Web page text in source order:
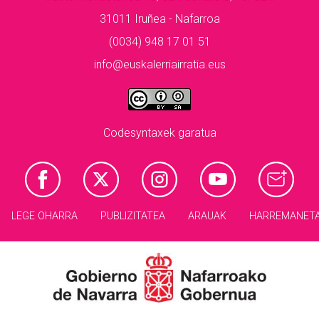
31011 Iruñea - Nafarroa
(0034) 948 17 01 51
info@euskalerriairratia.eus
Codesyntaxek garatua
LEGE OHARRA PUBLIZITATEA ARAUAK